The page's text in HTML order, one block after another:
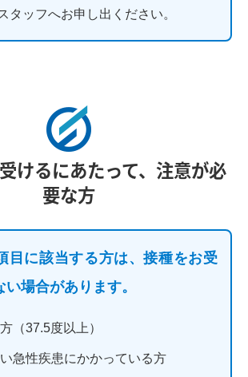
タッフへお申し出ください。
けるにあたって、注意が必
要な方
目に該当する方は、接種をお受
場合があります。
（37.5度以上）
急性疾患にかかっている方